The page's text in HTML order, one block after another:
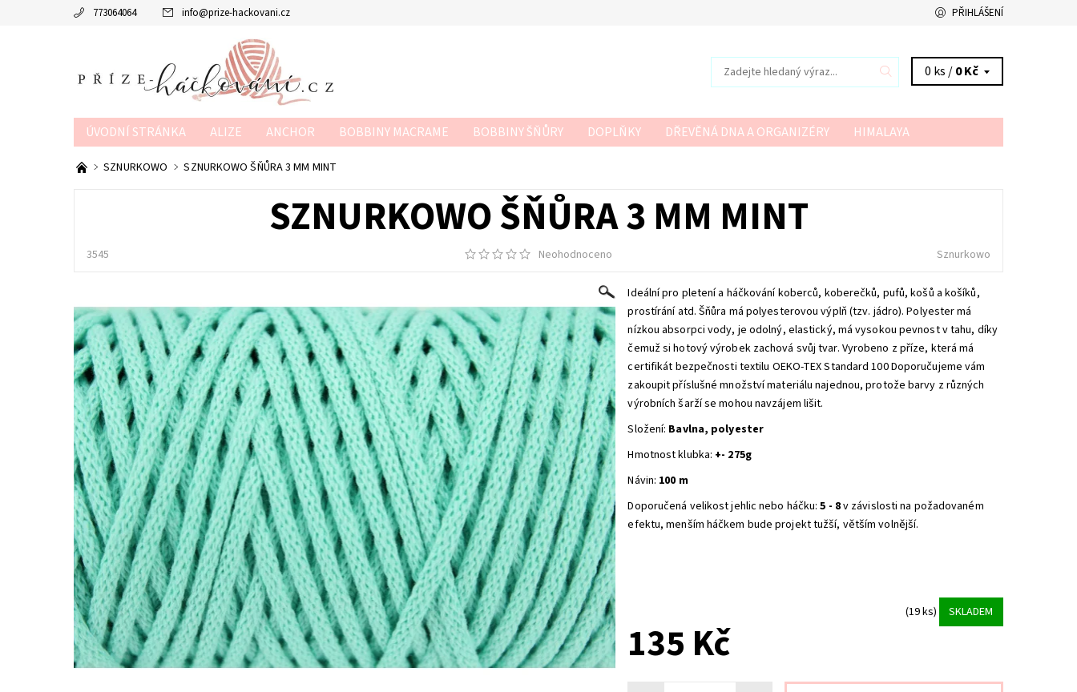
773064064 info@prize-hackovani.cz PŘIHLÁŠENÍ
0 ks /0 Kč
ÚVODNÍ STRÁNKA ALIZE ANCHOR BOBBINY MACRAME BOBBINY ŠŇŮRY DOPLŇKY DŘEVĚNÁ DNA A ORGANIZÉRY
HIMALAYA
MTP
NAKO POUKAZY SCHACHENMAYR
SZNURKOWO SZNURKOWO ŠŇŮRA 3 MM MINT
SZNURKOWO ŠŇŮRA 3 MM MINT
3545 Neohodnoceno Sznurkowo
Ideální pro pletení a háčkování koberců, koberečků, pufů, košů a košíků,
prostírání atd.Šňůra má polyesterovou výplň (tzv. jádro). Polyester má
nízkou absorpci vody, je odolný, elastický, má vysokou pevnost v tahu, díky
čemuž si hotový výrobek zachová svůj tvar. Vyrobeno z příze, která má
certifikát bezpečnosti textilu OEKO-TEX Standard 100 Doporučujeme vám
zakoupit příslušné množství materiálu najednou, protože barvy z různých
výrobních šarží se mohou navzájem lišit.
Složení: Bavlna, polyester
Hmotnost klubka: +- 275g
Návin: 100 m
Doporučená velikost jehlic nebo háčku:5 - 8v závislosti na požadovaném
efektu, menším háčkem bude projekt tužší, větším volnější.
(19 ks) SKLADEM
135 Kč